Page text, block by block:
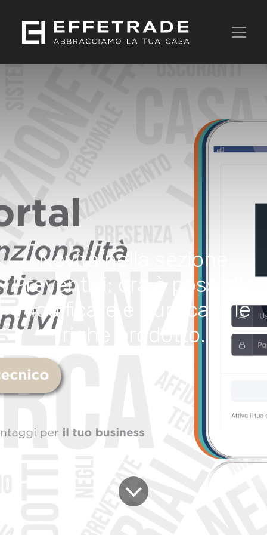
Novità nella sezione
Preventivi: ora è possibile
modificare e duplicare le
righe prodotto.